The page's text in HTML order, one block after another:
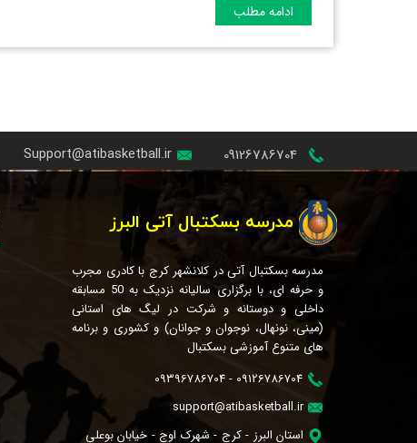
ادامه مطلب
مدرسه بسکتبال آتی البرز
مدرسه بسکتبال آتی در کلانشهر کرج با کادری مجرب
و حرفه ای، با برگزاری سالیانه نزدیک به 50 مسابقه
داخلی و دوستانه و شرکت در لیگ های استانی
(مینی، نونهال، نوجوان و جوانان) و کشوری و برنامه
های متنوع آموزشی بسکتبال
09126786704 - 09396786704
support@atibasketball.ir
استان البرز - کرج - شهرک اوج - خیابان بوعلی
09126786704
Support@atibasketball.ir